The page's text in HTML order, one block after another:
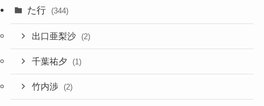
た行 (344)
出口亜梨沙 (2)
千葉祐夕 (1)
竹内渉 (2)